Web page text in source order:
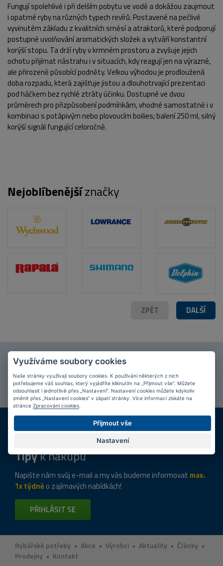
Fungují spolehlivě i při delším pobytu ve vodě a dokážou zaujmout
i opatrné ryby na různých typech revírů. Postavené na pečlivě
vyvinutém základu z kvalitních směsí a atraktorů, které podporují
postupné uvolňování aromatických složek a vytváří konstantní
korýší stopu. Ta drží ryby v krmném prostoru a zvyšuje jejich
ochotu přijímat nástrahu i v situacích, kdy reagují jen na výrazné,
ale přirozeně působící podněty. Velkou výhodou je prodloužená
doba rozpadu, která zajišťuje jistou a dlouhotrvající prezentaci
pod háčkem bez rychlé ztráty účinku. Dostupné ve dvou
průměrech pro přizpůsobení podmínkám, vhodné samostatně i v
kombinaci s potápivým nebo plovoucím boilies; balení 250 ml, silný
korýší signál fungující celoročně.
Nejoblíbenějšíznačky
DALŠÍ
ZPĚT
Připojte se k našimfanouškům
PŘIPOJIT SE
Při nákupu nad 2 000 Kč
KAMENNÉ PRODEJNY
Jsme na trhu více než 10 let
Tipyk nákupu
Napište nám svůj e-mail a my vás budeme informovat max.
1x týdně o zajímavých nabídkách!
PŘIHLÁSIT SE
Rybářské potřeby • Akce • Výrobci • Aktuality • Články •
Prodejny • Kontakt
Využíváme soubory cookies
Naše stránky využívají soubory cookies. K používání některých z nich
potřebujeme váš souhlas, který vyjádříte kliknutím na „Přijmout vše“. Můžete
odsouhlasit i jednotlivě přes „Nastavení“. Nastavení cookies můžete kdykoliv
změnit přes „Nastavení cookies“ v zápatí stránky. Více informací získáte na
stránce Zpracování cookies
Přijmout vše
Nastavení